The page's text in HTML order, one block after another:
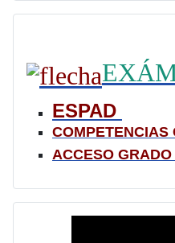
ESPAD
COMPETENCIAS
ACCESO